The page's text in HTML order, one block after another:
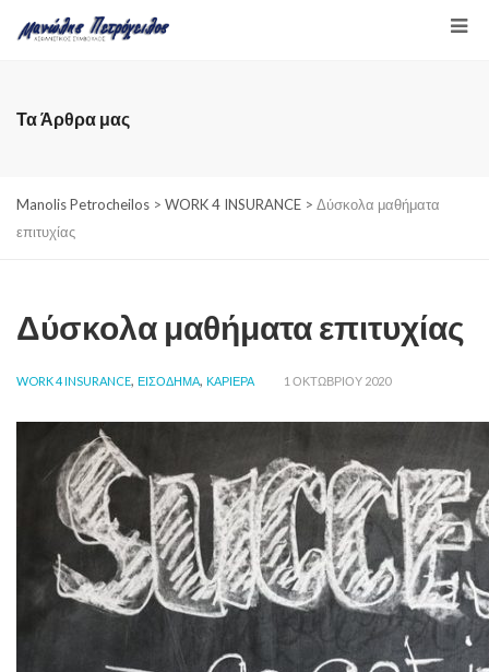
Τα Άρθρα μας
Manolis Petrocheilos > WORK 4 INSURANCE > Δύσκολα μαθήματα
επιτυχίας
Δύσκολα μαθήματα επιτυχίας
WORK 4 INSURANCE, ΕΙΣΟΔΗΜΑ, ΚΑΡΙΕΡΑ 1 ΟΚΤΩΒΡΊΟΥ 2020